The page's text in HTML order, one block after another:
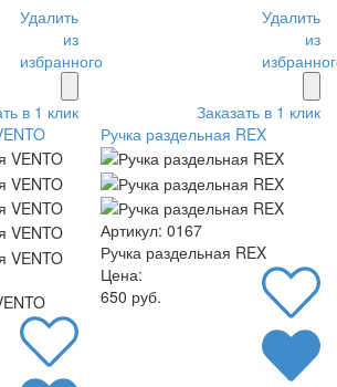
Удалить
из
избранного
в 1 клик
Удалить
из
Заказать в 1 клик
Ручка раздельная REX
Артикул: 0167
Ручка раздельная REX
Цена:
650 руб.